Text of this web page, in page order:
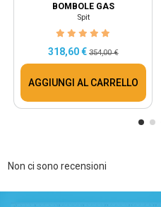
BOMBOLE GAS
Spit
318,60 € 354,00 €
AGGIUNGI AL CARRELLO
Non ci sono recensioni